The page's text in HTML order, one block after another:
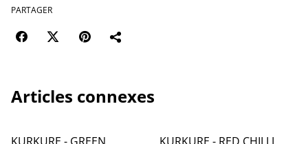
PARTAGER
Articles connexes